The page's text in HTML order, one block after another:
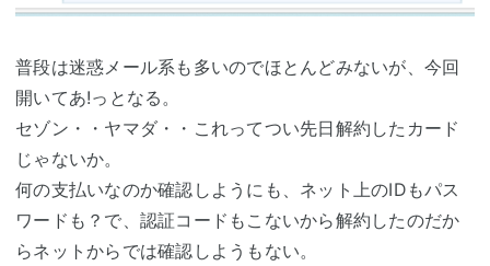
普段は迷惑メール系も多いのでほとんどみないが、今回
開いてあ!っとなる。
セゾン・・ヤマダ・・これってつい先日解約したカード
じゃないか。
何の支払いなのか確認しようにも、ネット上のIDもパス
ワードも？で、認証コードもこないから解約したのだか
らネットからでは確認しようもない。